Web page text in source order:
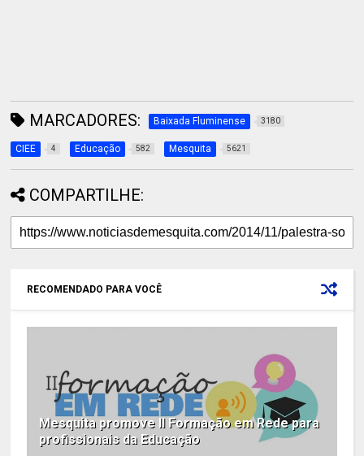
MARCADORES: Baixada Fluminense 3180
CIEE 4 Educação 582 Mesquita 5621
COMPARTILHE:
RECOMENDADO PARA VOCÊ
Mesquita promove II Formação em Rede para
profissionais da Educação